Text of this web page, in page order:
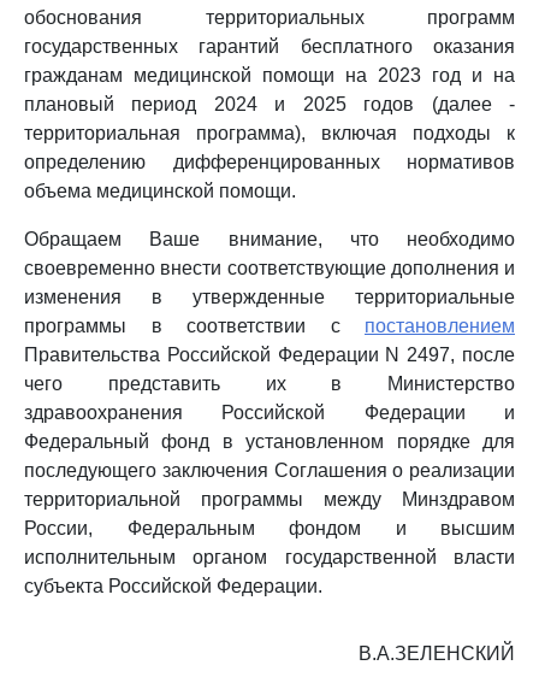
обоснования территориальных программ
государственных гарантий бесплатного оказания
гражданам медицинской помощи на 2023 год и на
плановый период 2024 и 2025 годов (далее -
территориальная программа), включая подходы к
определению дифференцированных нормативов
объема медицинской помощи.
Обращаем Ваше внимание, что необходимо
своевременно внести соответствующие дополнения и
изменения в утвержденные территориальные
программы в соответствии с постановлением
Правительства Российской Федерации N 2497, после
чего представить их в Министерство
здравоохранения Российской Федерации и
Федеральный фонд в установленном порядке для
последующего заключения Соглашения о реализации
территориальной программы между Минздравом
России, Федеральным фондом и высшим
исполнительным органом государственной власти
субъекта Российской Федерации.
В.А.ЗЕЛЕНСКИЙ